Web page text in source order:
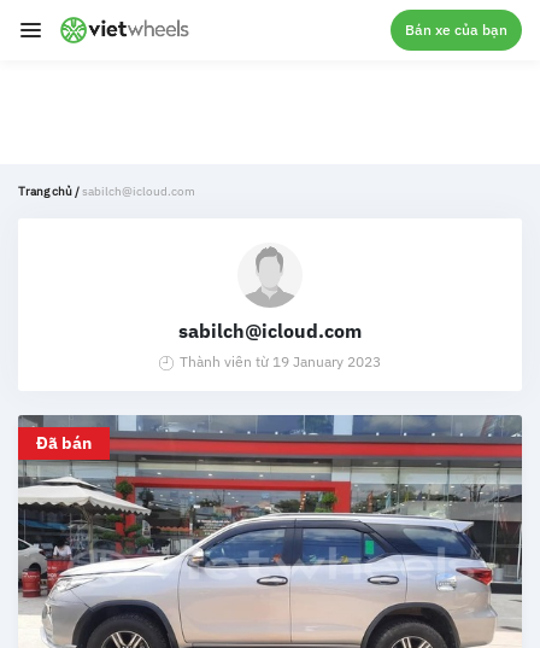
crossorigin
Bán xe của bạn
Trang chủ/sabilch@icloud.com
sabilch@icloud.com
Thành viên từ 19 January 2023
Đã bán